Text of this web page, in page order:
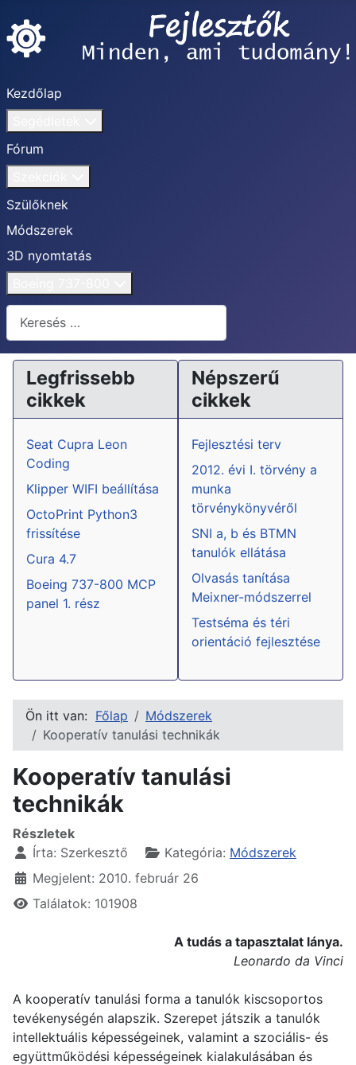
Kezdőlap
Fórum
Szülőknek
Módszerek
3D nyomtatás
Keresés...
Legfrissebb
cikkek
Seat Cupra Leon
Coding
Klipper WIFI beállítása
OctoPrint Python3
frissítése
Cura 4.7
Boeing 737-800 MCP
panel 1. rész
Népszerű
cikkek
Fejlesztési terv
2012. évi I. törvény a
munka
törvénykönyvéről
SNI a, b és BTMN
tanulók ellátása
Olvasás tanítása
Meixner-módszerrel
Testséma és téri
orientáció fejlesztése
Ön itt van: Főlap
Módszerek
Kooperatív tanulási technikák
Kooperatív tanulási
technikák
Részletek
Írta: Szerkesztő Kategória: Módszerek
Megjelent: 2010. február 26
Találatok: 101908
A tudás a tapasztalat lánya.
Leonardo da Vinci
A kooperatív tanulási forma a tanulók kiscsoportos
tevékenységén alapszik. Szerepet játszik a tanulók
intellektuális képességeinek, valamint a szociális- és
együttműködési képességeinek kialakulásában és